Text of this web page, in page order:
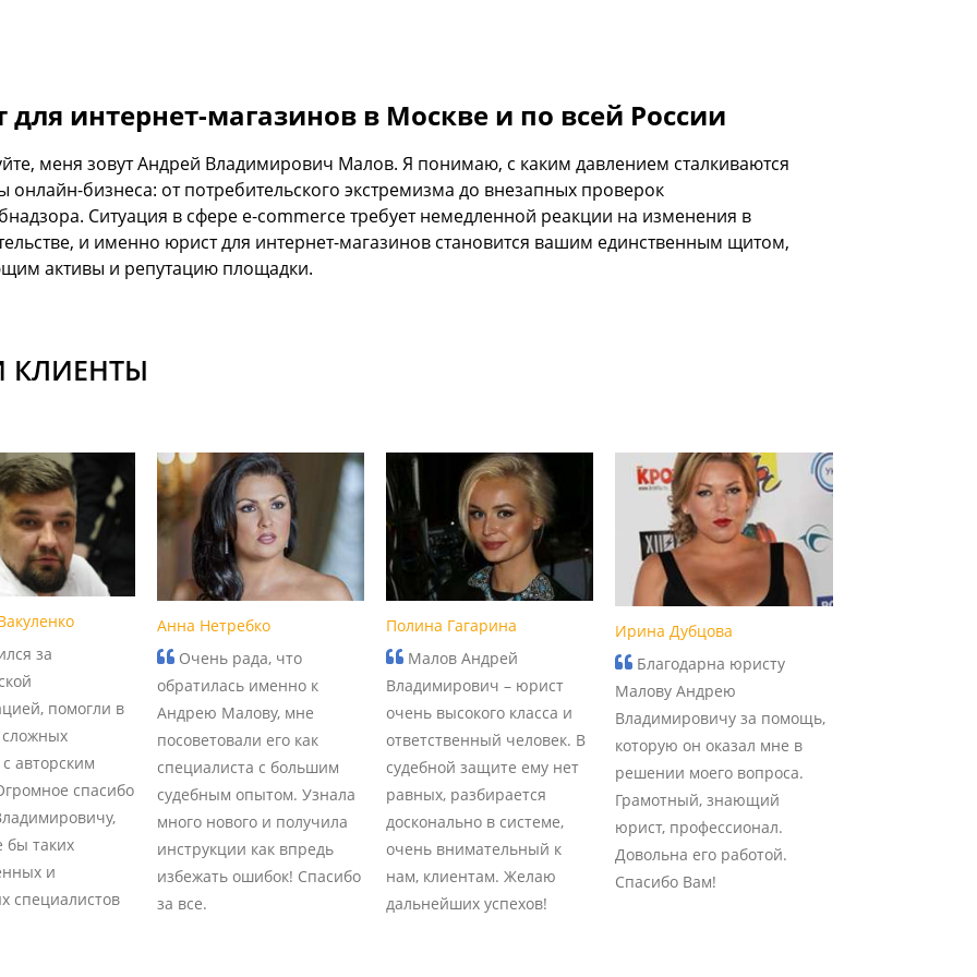
интернет-магазинов в Москве и по всей России
меня зовут Андрей Владимирович Малов. Я понимаю, с каким давлением сталкиваются
онлайн-бизнеса: от потребительского экстремизма до внезапных проверок
Ситуация в сфере e-commerce требует немедленной реакции на изменения в
и именно юрист для интернет-магазинов становится вашим единственным щитом,
активы и репутацию площадки.
за
помогли в
авторским
спасибо
бы таких
и
специалистов
Анна Нетребко
Очень рада, что
обратилась именно к
Андрею Малову, мне
посоветовали его как
специалиста с большим
судебным опытом. Узнала
много нового и получила
инструкции как впредь
избежать ошибок! Спасибо
за все.
Полина Гагарина
Малов Андрей
Владимирович – юрист
очень высокого класса и
ответственный человек. В
судебной защите ему нет
равных, разбирается
досконально в системе,
очень внимательный к
нам, клиентам. Желаю
дальнейших успехов!
Ирина Дубцова
Благодарна юристу
Малову Андрею
Владимировичу за помощь,
которую он оказал мне в
решении моего вопроса.
Грамотный, знающий
юрист, профессионал.
Довольна его работой.
Спасибо Вам!